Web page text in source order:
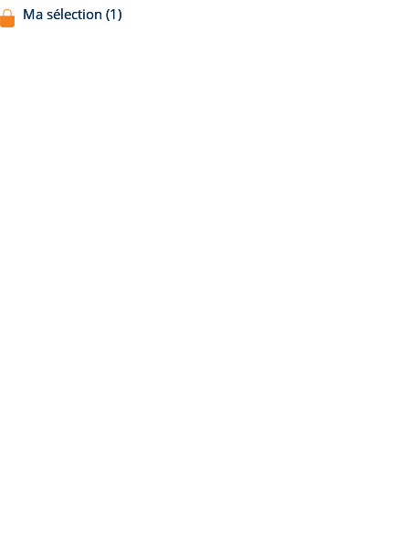
Ma sélection (1)